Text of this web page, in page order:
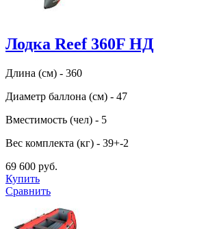
Лодка Reef 360F НД
Длина (см) - 360
Диаметр баллона (см) - 47
Вместимость (чел) - 5
Вес комплекта (кг) - 39+-2
69 600 руб.
Купить
Сравнить